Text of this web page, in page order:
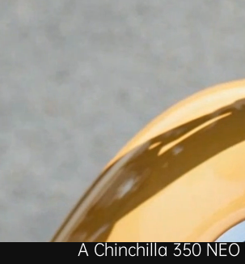
Ahol a stílus
A Chinchilla 350